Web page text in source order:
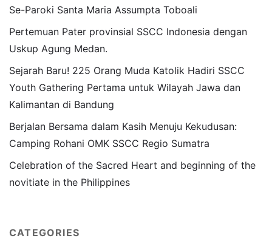
Se-Paroki Santa Maria Assumpta Toboali
Pertemuan Pater provinsial SSCC Indonesia dengan
Uskup Agung Medan.
Sejarah Baru! 225 Orang Muda Katolik Hadiri SSCC
Youth Gathering Pertama untuk Wilayah Jawa dan
Kalimantan di Bandung
Berjalan Bersama dalam Kasih Menuju Kekudusan:
Camping Rohani OMK SSCC Regio Sumatra
Celebration of the Sacred Heart and beginning of the
novitiate in the Philippines
CATEGORIES